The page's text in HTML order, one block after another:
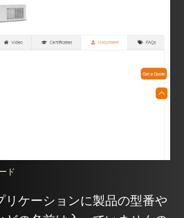
ド
リケーションに製品の型番や